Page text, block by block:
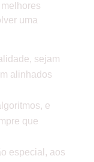
uma
sejam
alinhados
e
que
especial, aos